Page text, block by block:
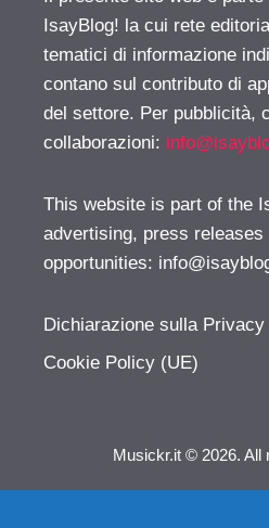
IsayBlog! la cui rete
tematici di informazione
contano sul contributo di
del settore. Per pubblicità,
collaborazioni:
This website is part of the
advertising, press releases
opportunities:
Dichiarazione sulla Privacy
Cookie Policy (UE)
Musickr.it © 2026. All